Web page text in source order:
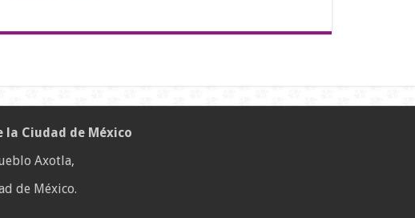
la Ciudad de México
Axotla,
de México.